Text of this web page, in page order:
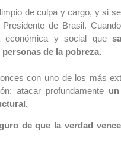
de culpa y cargo, y si
de Brasil.
económica y social que
de la pobreza.
con uno de los más
atacar profundamente
de que la verdad